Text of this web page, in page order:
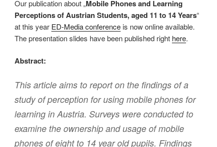
Our publication about „Mobile Phones and Learning
Perceptions of Austrian Students, aged 11 to 14 Years“
at this year ED-Media conference is now online available.
The presentation slides have been published right here.
Abstract:
This article aims to report on the findings of a
study of perception for using mobile phones for
learning in Austria. Surveys were conducted to
examine the ownership and usage of mobile
phones of eight to 14 year old pupils. Findings